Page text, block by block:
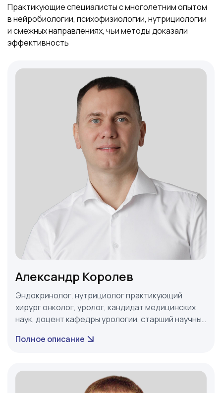
Практикующие специалисты с многолетним опытом
в нейробиологии, психофизиологии, нутрициологии
и смежных направлениях, чьи методы доказали
эффективность
Александр Королев
Эндокринолог, нутрициолог практикующий
хирург онколог, уролог, кандидат медицинских
наук, доцент кафедры урологии, старший научный
Полное описание